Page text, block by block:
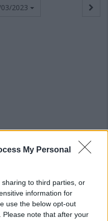
My Personal
to third parties, or
information for
use the below opt-out
note that after your
2023